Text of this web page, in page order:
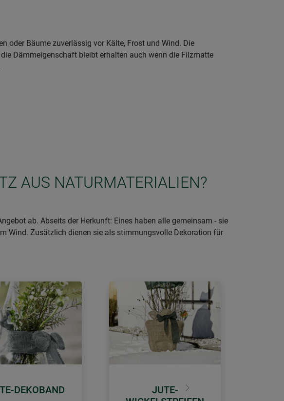
oder Bäume zuverlässig vor Kälte, Frost und Wind. Die
Dämmeigenschaft bleibt erhalten auch wenn die Filzmatte
AUS NATURMATERIALIEN?
ab. Abseits der Herkunft: Eines haben alle gemeinsam - sie
Wind. Zusätzlich dienen sie als stimmungsvolle Dekoration für
DEKOBAND
JUTE-
Weiter